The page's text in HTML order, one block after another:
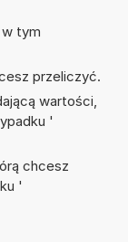
tym
przeliczyć.
wartości,
'
chcesz
'